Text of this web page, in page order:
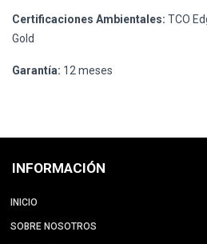
Certificaciones Ambientales: TCO
Gold
Garantía: 12 meses
INFORMACIÓN
INICIO
SOBRE NOSOTROS